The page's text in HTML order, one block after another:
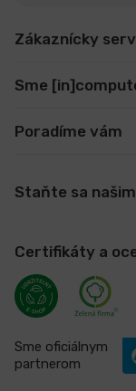
Zákaznícky
Sme
Poradíme vám
Staňte sa
Certifikáty a
Sme oficiálnym
partnerom